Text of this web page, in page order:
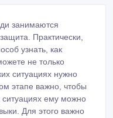
занимаются
Практически,
узнать, как
не только
ситуациях нужно
этапе важно, чтобы
ситуациях ему можно
Для этого важно